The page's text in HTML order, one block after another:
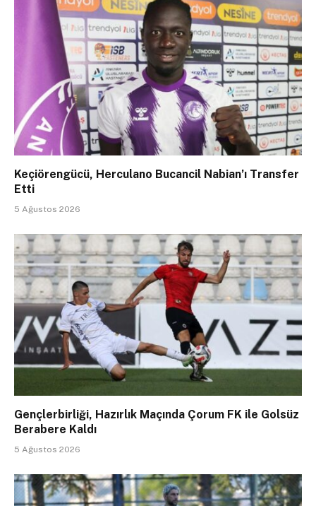
Keçiörengücü, Herculano Bucancil Nabian’ı Transfer
Etti
5 Ağustos 2026
Gençlerbirliği, Hazırlık Maçında Çorum FK ile Golsüz
Berabere Kaldı
5 Ağustos 2026